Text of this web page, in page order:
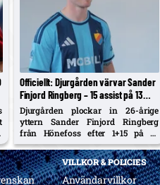
Officiellt: Djurgården värvar Sander
Finjord Ringberg – 15 assist på 13
matcher i Hönefoss, kontrakt till juni
2031
Djurgården plockar in 26-årige
yttern Sander Finjord Ringberg
från Hönefoss efter 1+15 på 13
matcher i år. Avtal till sista juni
2031.
VILLKOR & POLICIES
Användarvillkor